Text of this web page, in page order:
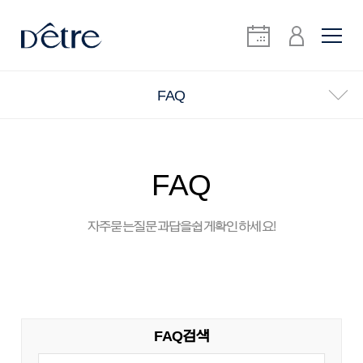
FAQ
FAQ
자주 묻는 질문과 답을 쉽게 확인하세요!
FAQ 검색